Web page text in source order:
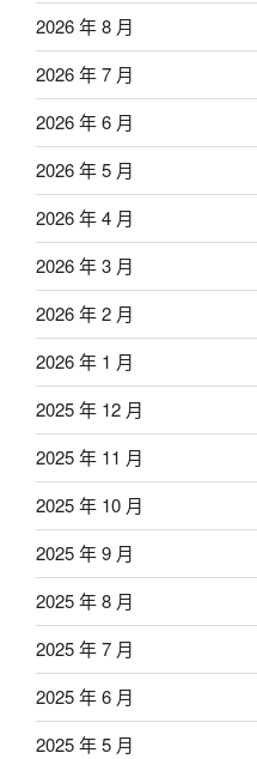
2026 年 8 月
2026 年 7 月
2026 年 6 月
2026 年 5 月
2026 年 4 月
2026 年 3 月
2026 年 2 月
2026 年 1 月
2025 年 12 月
2025 年 11 月
2025 年 10 月
2025 年 9 月
2025 年 8 月
2025 年 7 月
2025 年 6 月
2025 年 5 月